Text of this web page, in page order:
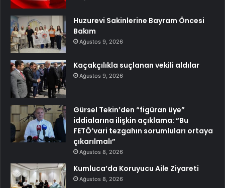
Huzurevi Sakinlerine Bayram Öncesi
Bakım
Ağustos 9, 2026
Kaçakçılıkla suçlanan vekili aldılar
Ağustos 9, 2026
Gürsel Tekin’den “figüran üye”
iddialarına ilişkin açıklama: “Bu
FETÖ’vari tezgahın sorumluları ortaya
çıkarılmalı”
Ağustos 8, 2026
Kumluca’da Koruyucu Aile Ziyareti
Ağustos 8, 2026